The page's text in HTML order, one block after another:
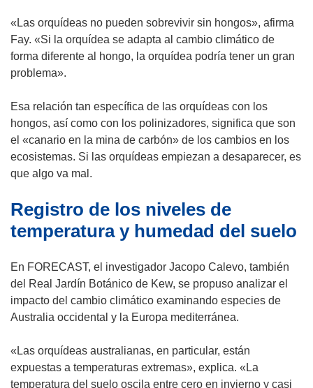
n
t
a
e
n
t
a
a
)
r
i
r
n
u
n
a
e
a
e
n
t
a
a
)
«Las orquídeas no pueden sobrevivir sin hongos», afirma
Fay. «Si la orquídea se adapta al cambio climático de
forma diferente al hongo, la orquídea podría tener un gran
problema».
Esa relación tan específica de las orquídeas con los
hongos, así como con los polinizadores, significa que son
el «canario en la mina de carbón» de los cambios en los
ecosistemas. Si las orquídeas empiezan a desaparecer, es
que algo va mal.
Registro de los niveles de
temperatura y humedad del suelo
En FORECAST, el investigador Jacopo Calevo, también
del Real Jardín Botánico de Kew, se propuso analizar el
impacto del cambio climático examinando especies de
Australia occidental y la Europa mediterránea.
«Las orquídeas australianas, en particular, están
expuestas a temperaturas extremas», explica. «La
temperatura del suelo oscila entre cero en invierno y casi